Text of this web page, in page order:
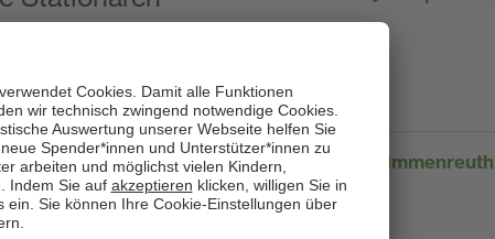
30 - max. 38,5
als
Immenreuth